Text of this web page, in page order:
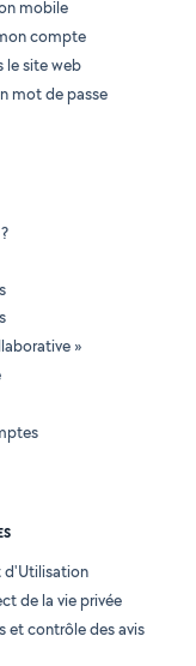
mobile
compte
le site web
mot de passe
»
d'Utilisation
de la vie privée
et contrôle des avis